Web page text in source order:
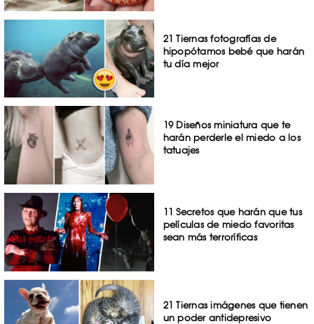
21 Tiernas fotografías de
hipopótamos bebé que harán
tu día mejor
19 Diseños miniatura que te
harán perderle el miedo a los
tatuajes
11 Secretos que harán que tus
películas de miedo favoritas
sean más terroríficas
21 Tiernas imágenes que tienen
un poder antidepresivo